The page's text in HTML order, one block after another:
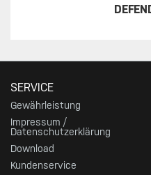
SERVICE
Gewährleistung
Impressum /
Datenschutzerklärung
Download
Kundenservice